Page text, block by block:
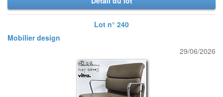
Lot n° 240
Mobilier design
29/06/2026